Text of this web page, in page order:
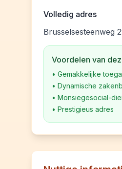
Volledig adres
Brusselsesteenweg
Voordelen van
• Gemakkelijke
• Dynamische
• Monsiegesocial-
• Prestigieus adres